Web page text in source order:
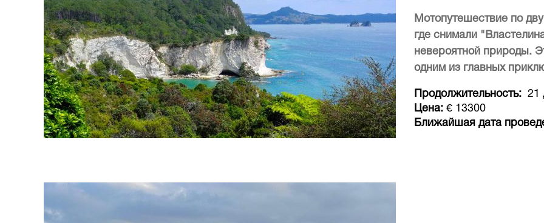
Мотопутешествие по
где снимали
невероятной природы.
одним из главных
Продолжительность
21
Цена € 13300
Ближайшая дата